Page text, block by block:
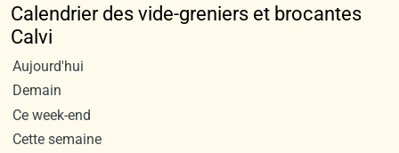
Calendrier des vide-greniers et brocantes
Calvi
Aujourd'hui
Demain
Ce week-end
Cette semaine